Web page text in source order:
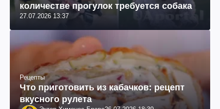
количестве прогулок требуется собака
27.07.2026 13:37
Рецепты
Что приготовить из кабачков: рецепт
вкусного рулета